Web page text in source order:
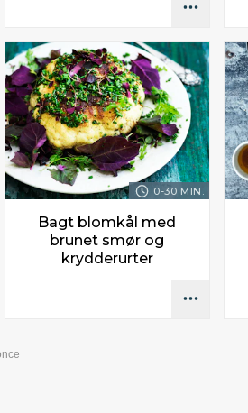
0-30 MIN.
Bagt blomkål med
brunet smør og
krydderurter